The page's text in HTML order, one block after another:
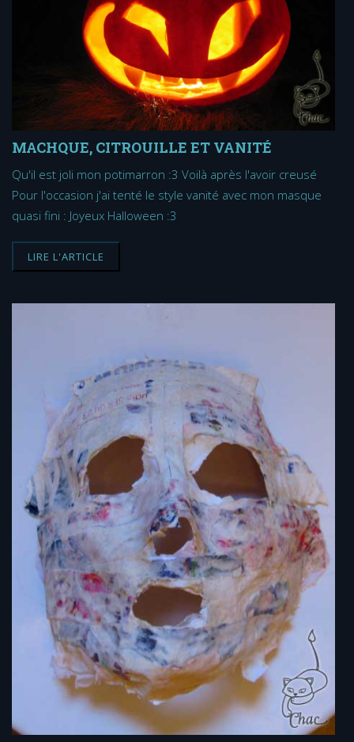
MACHQUE, CITROUILLE ET VANITÉ
Qu'il est joli mon potimarron :3 Voilà après l'avoir creusé
Pour l'occasion j'ai tenté le style vanité avec mon masque
quasi fini : Joyeux Halloween :3
LIRE L'ARTICLE